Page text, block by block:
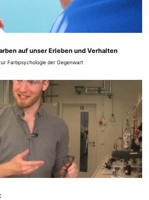
auf unser Erleben und Verhalten
Farbpsychologie der Gegenwart